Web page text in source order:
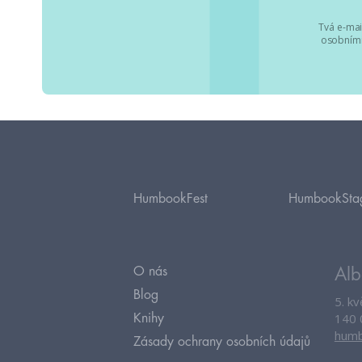
Tvá e-
HumbookFest
O nás
Blog
Knihy
Zásady ochrany osobních údajů
5.
140